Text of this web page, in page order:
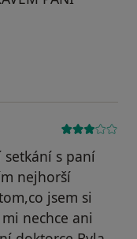
s paní
nejhorší
jsem si
nechce ani